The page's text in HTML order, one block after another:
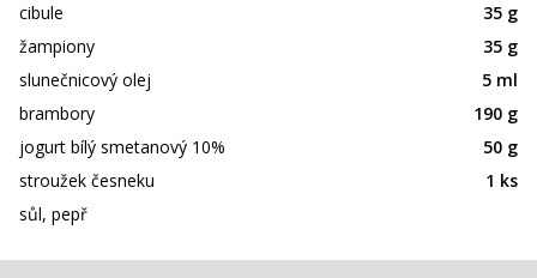
cibule
35 g
žampiony
35 g
slunečnicový olej
5 ml
brambory
190 g
jogurt bílý smetanový 10%
50 g
stroužek česneku
1 ks
sůl, pepř